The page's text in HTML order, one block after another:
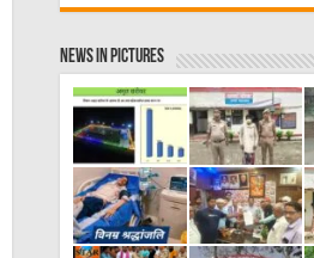
News in Pictures